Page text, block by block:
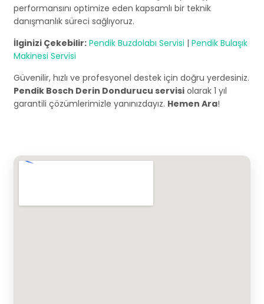
performansını optimize eden kapsamlı bir teknik
danışmanlık süreci sağlıyoruz.
İlginizi Çekebilir: Pendik Buzdolabı Servisi | Pendik Bulaşık
Makinesi Servisi
Güvenilir, hızlı ve profesyonel destek için doğru yerdesiniz.
Pendik Bosch Derin Dondurucu servisi olarak 1 yıl
garantili çözümlerimizle yanınızdayız. Hemen Ara!